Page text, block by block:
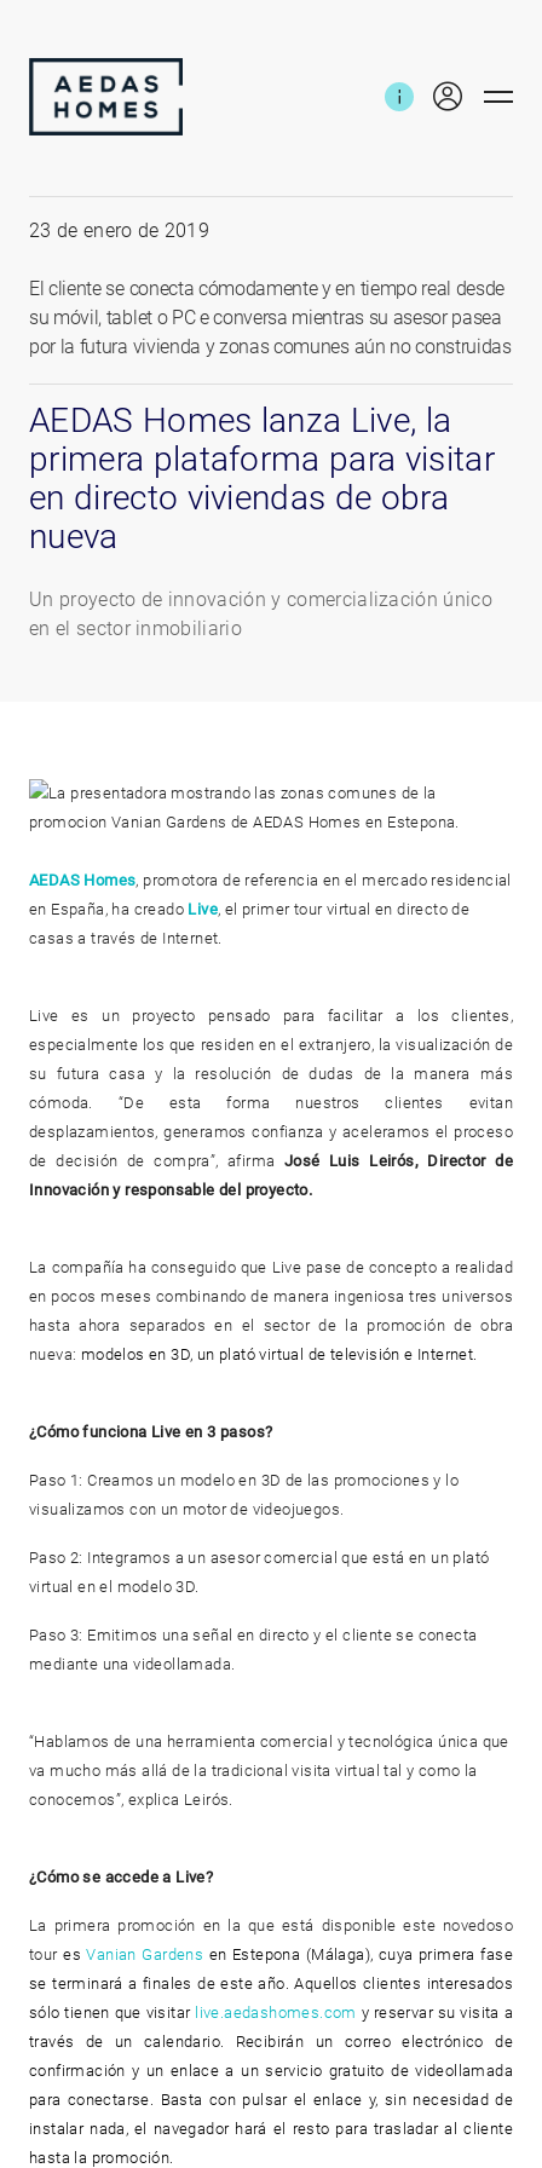
23 de enero de 2019
El cliente se conecta cómodamente y en tiempo real desde
su móvil, tablet o PC e conversa mientras su asesor pasea
por la futura vivienda y zonas comunes aún no construidas
AEDAS Homes lanza Live, la
primera plataforma para visitar
en directo viviendas de obra
nueva
Un proyecto de innovación y comercialización único
en el sector inmobiliario
AEDAS Homes, promotora de referencia en el mercado residencial
en España, ha creado Live, el primer tour virtual en directo de
casas a través de Internet.
Live es un proyecto pensado para facilitar a los clientes,
especialmente los que residen en el extranjero, la visualización de
su futura casa y la resolución de dudas de la manera más
cómoda. “De esta forma nuestros clientes evitan
desplazamientos, generamos confianza y aceleramos el proceso
de decisión de compra”, afirma José Luis Leirós, Director de
Innovación y responsable del proyecto.
La compañía ha conseguido que Live pase de concepto a realidad
en pocos meses combinando de manera ingeniosa tres universos
hasta ahora separados en el sector de la promoción de obra
nueva: modelos en 3D, un plató virtual de televisión e Internet.
¿Cómo funciona Live en 3 pasos?
Paso 1: Creamos un modelo en 3D de las promociones y lo
visualizamos con un motor de videojuegos.
Paso 2: Integramos a un asesor comercial que está en un plató
virtual en el modelo 3D.
Paso 3: Emitimos una señal en directo y el cliente se conecta
mediante una videollamada.
“Hablamos de una herramienta comercial y tecnológica única que
va mucho más allá de la tradicional visita virtual tal y como la
conocemos”, explica Leirós.
¿Cómo se accede a Live?
La primera promoción en la que está disponible este novedoso
touresVanian Gardens en Estepona (Málaga), cuya primera fase
se terminará a finales de este año. Aquellos clientes interesados
sólo tienen que visitar live.aedashomes.com y reservar su visita a
través de un calendario. Recibirán un correo electrónico de
confirmación y un enlace a un servicio gratuito de videollamada
para conectarse. Basta con pulsar el enlace y, sin necesidad de
instalar nada, el navegador hará el resto para trasladar al cliente
hasta la promoción.